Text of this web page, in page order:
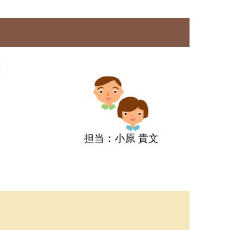
担当：小原 貴文